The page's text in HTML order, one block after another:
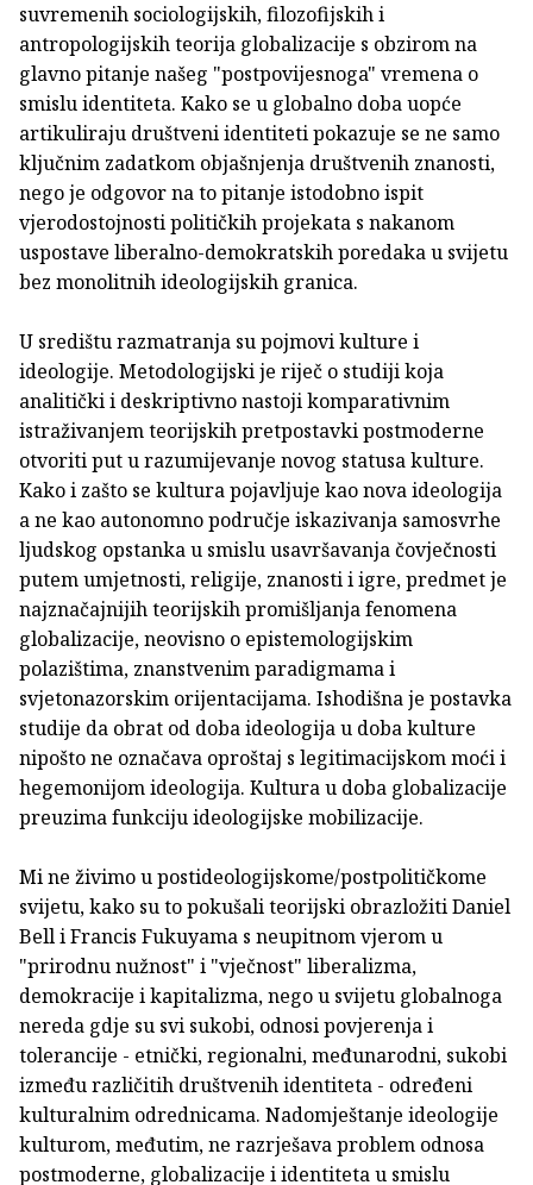
suvremenih sociologijskih, filozofijskih i
antropologijskih teorija globalizacije s obzirom na
glavno pitanje našeg "postpovijesnoga" vremena o
smislu identiteta. Kako se u globalno doba uopće
artikuliraju društveni identiteti pokazuje se ne samo
ključnim zadatkom objašnjenja društvenih znanosti,
nego je odgovor na to pitanje istodobno ispit
vjerodostojnosti političkih projekata s nakanom
uspostave liberalno-demokratskih poredaka u svijetu
bez monolitnih ideologijskih granica.
U središtu razmatranja su pojmovi kulture i
ideologije. Metodologijski je riječ o studiji koja
analitički i deskriptivno nastoji komparativnim
istraživanjem teorijskih pretpostavki postmoderne
otvoriti put u razumijevanje novog statusa kulture.
Kako i zašto se kultura pojavljuje kao nova ideologija
a ne kao autonomno područje iskazivanja samosvrhe
ljudskog opstanka u smislu usavršavanja čovječnosti
putem umjetnosti, religije, znanosti i igre, predmet je
najznačajnijih teorijskih promišljanja fenomena
globalizacije, neovisno o epistemologijskim
polazištima, znanstvenim paradigmama i
svjetonazorskim orijentacijama. Ishodišna je postavka
studije da obrat od doba ideologija u doba kulture
nipošto ne označava oproštaj s legitimacijskom moći i
hegemonijom ideologija. Kultura u doba globalizacije
preuzima funkciju ideologijske mobilizacije.
Mi ne živimo u postideologijskome/postpolitičkome
svijetu, kako su to pokušali teorijski obrazložiti Daniel
Bell i Francis Fukuyama s neupitnom vjerom u
"prirodnu nužnost" i "vječnost" liberalizma,
demokracije i kapitalizma, nego u svijetu globalnoga
nereda gdje su svi sukobi, odnosi povjerenja i
tolerancije - etnički, regionalni, međunarodni, sukobi
između različitih društvenih identiteta - određeni
kulturalnim odrednicama. Nadomještanje ideologije
kulturom, međutim, ne razrješava problem odnosa
postmoderne, globalizacije i identiteta u smislu